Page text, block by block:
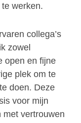
werken.
collega’s
zowel
open en fijne
plek om te
doen. Deze
voor mijn
met vertrouwen